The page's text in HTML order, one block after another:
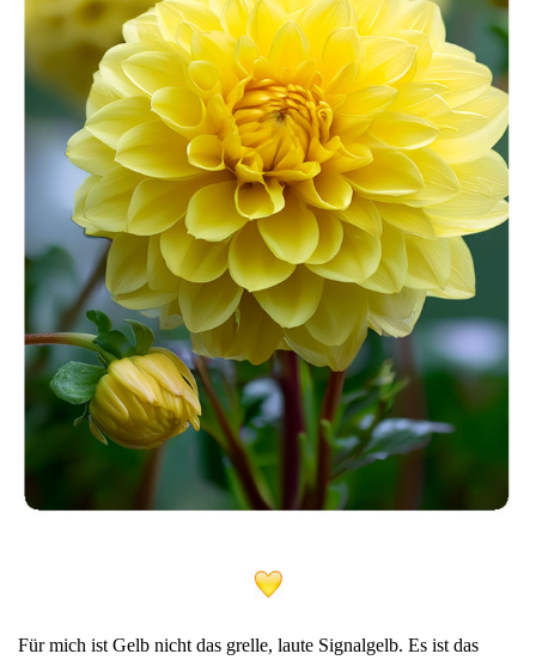
Für mich ist Gelb nicht das grelle, laute Signalgelb. Es ist das